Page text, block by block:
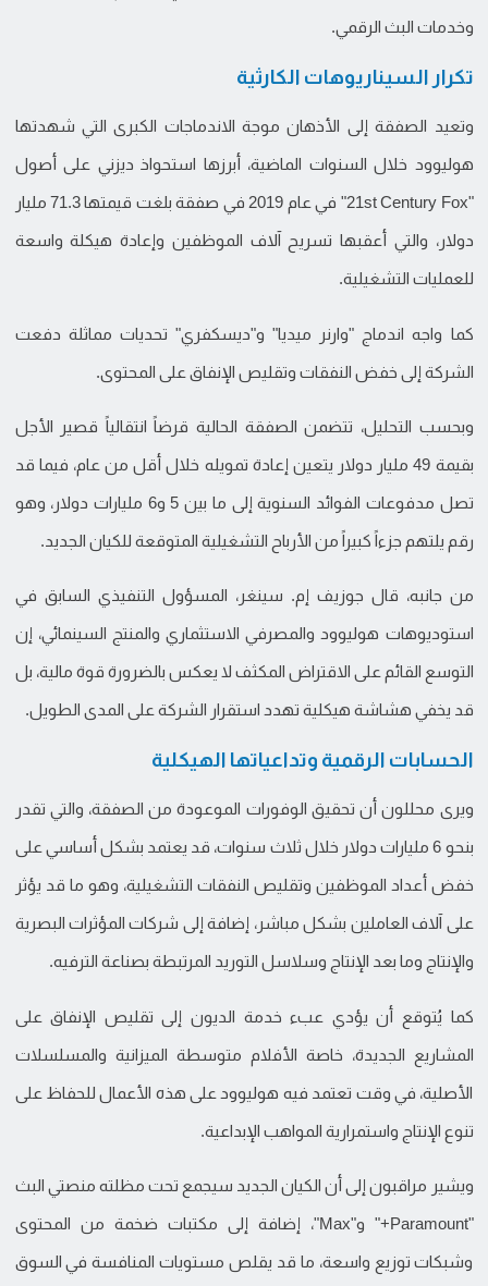
وخدمات البث الرقمي.
تكرار السيناريوهات الكارثية
وتعيد الصفقة إلى الأذهان موجة الاندماجات الكبرى التي شهدتها
هوليوود خلال السنوات الماضية، أبرزها استحواذ ديزني على أصول
"21st Century Fox" في عام 2019 في صفقة بلغت قيمتها 71.3 مليار
دولار، والتي أعقبها تسريح آلاف الموظفين وإعادة هيكلة واسعة
للعمليات التشغيلية.
كما واجه اندماج "وارنر ميديا" و"ديسكفري" تحديات مماثلة دفعت
الشركة إلى خفض النفقات وتقليص الإنفاق على المحتوى.
وبحسب التحليل، تتضمن الصفقة الحالية قرضاً انتقالياً قصير الأجل
بقيمة 49 مليار دولار يتعين إعادة تمويله خلال أقل من عام، فيما قد
تصل مدفوعات الفوائد السنوية إلى ما بين 5 و6 مليارات دولار، وهو
رقم يلتهم جزءاً كبيراً من الأرباح التشغيلية المتوقعة للكيان الجديد.
من جانبه، قال جوزيف إم. سينغر، المسؤول التنفيذي السابق في
استوديوهات هوليوود والمصرفي الاستثماري والمنتج السينمائي، إن
التوسع القائم على الاقتراض المكثف لا يعكس بالضرورة قوة مالية، بل
قد يخفي هشاشة هيكلية تهدد استقرار الشركة على المدى الطويل.
الحسابات الرقمية وتداعياتها الهيكلية
ويرى محللون أن تحقيق الوفورات الموعودة من الصفقة، والتي تقدر
بنحو 6 مليارات دولار خلال ثلاث سنوات، قد يعتمد بشكل أساسي على
خفض أعداد الموظفين وتقليص النفقات التشغيلية، وهو ما قد يؤثر
على آلاف العاملين بشكل مباشر، إضافة إلى شركات المؤثرات البصرية
والإنتاج وما بعد الإنتاج وسلاسل التوريد المرتبطة بصناعة الترفيه.
كما يُتوقع أن يؤدي عبء خدمة الديون إلى تقليص الإنفاق على
المشاريع الجديدة، خاصة الأفلام متوسطة الميزانية والمسلسلات
الأصلية، في وقت تعتمد فيه هوليوود على هذه الأعمال للحفاظ على
تنوع الإنتاج واستمرارية المواهب الإبداعية.
ويشير مراقبون إلى أن الكيان الجديد سيجمع تحت مظلته منصتي البث
"Paramount+" و"Max"، إضافة إلى مكتبات ضخمة من المحتوى
وشبكات توزيع واسعة، ما قد يقلص مستويات المنافسة في السوق